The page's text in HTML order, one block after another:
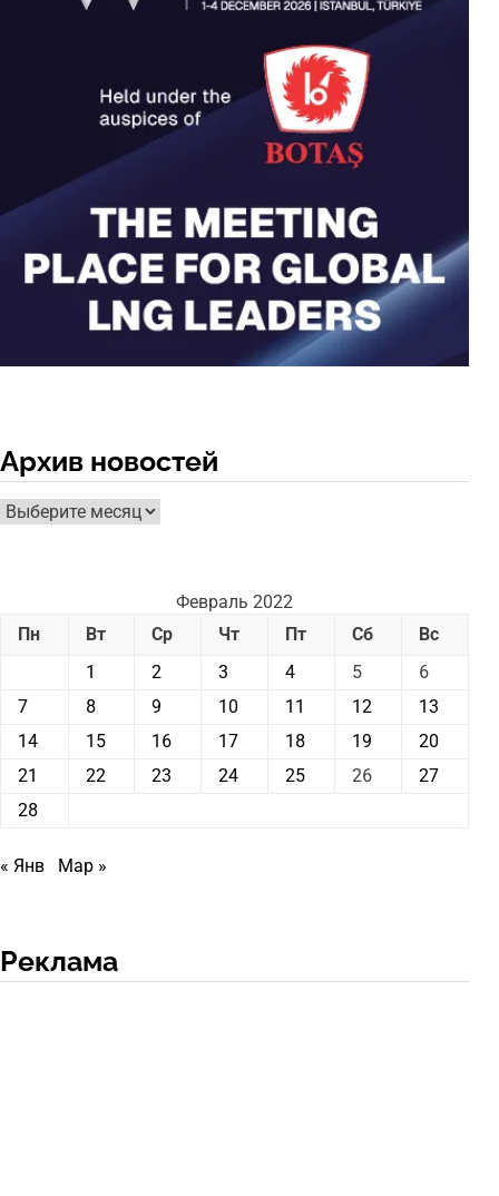
Архив новостей
Архив
новостей
Февраль 2022
Пн
Вт Ср Чт Пт Сб
Вс
1
2 3 4 5
6
7
8 9 10 11 12
13
14
15 16 17 18 19
20
21
22 23 24 25 26
27
28
« Янв Мар »
Реклама